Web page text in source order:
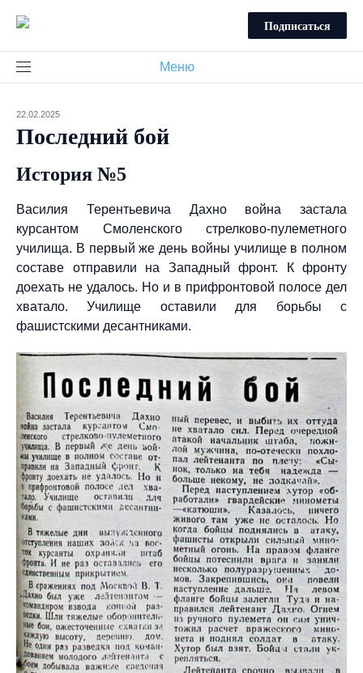
Подписаться
Меню
22.02.2025
Последний бой
История №5
Василия Терентьевича Дахно война застала
курсантом Смоленского стрелково-пулеметного
училища. В первый же день войны училище в полном
cоставе отправили на Западный фронт. К фронту
доехать не удалось. Но и в прифронтовой полосе дел
хватало. Училище оставили для борьбы с
фашистскими десантниками.